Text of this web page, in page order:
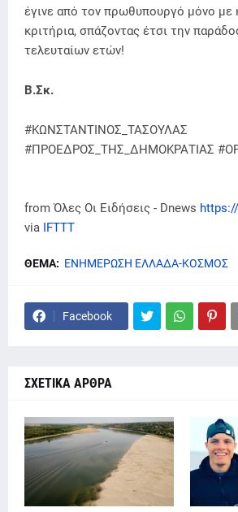
έγινε από τον πρωθυπουργό μόνο με
κριτήρια, σπάζοντας έτσι την
τελευταίων ετών!
Β.Σκ.
#ΚΩΝΣΤΑΝΤΙΝΟΣ_ΤΑΣΟΥΛΑΣ
#ΠΡΟΕΔΡΟΣ_ΤΗΣ_ΔΗΜΟΚΡΑΤΙΑΣ
from Όλες Οι Ειδήσεις - Dnews
via IFTTT
ΘΕΜΑ: ΕΝΗΜΕΡΩΣΗ ΕΛΛΑΔΑ-ΚΟΣΜΟΣ
Facebook
ΣΧΕΤΙΚΑ ΑΡΘΡΑ